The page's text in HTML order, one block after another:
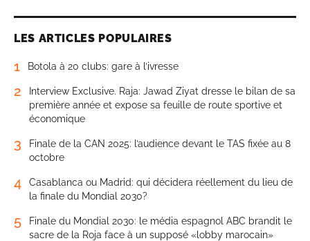
LES ARTICLES POPULAIRES
1 Botola à 20 clubs: gare à l’ivresse
2
Interview Exclusive. Raja: Jawad Ziyat dresse le bilan de sa
première année et expose sa feuille de route sportive et
économique
3
Finale de la CAN 2025: l’audience devant le TAS fixée au 8
octobre
4
Casablanca ou Madrid: qui décidera réellement du lieu de
la finale du Mondial 2030?
5
Finale du Mondial 2030: le média espagnol ABC brandit le
sacre de la Roja face à un supposé «lobby marocain»